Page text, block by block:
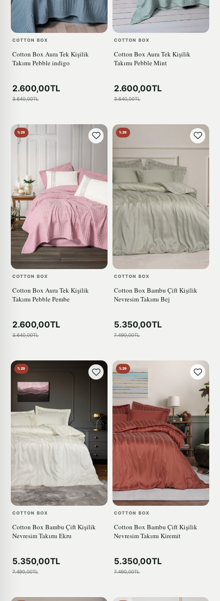
COTTON BOX
Cotton Box Aura Tek Kişilik
Takımı Pebble indigo
2.600,00TL
3.640,00TL
COTTON BOX
Cotton Box Aura Tek Kişilik
Takımı Pebble Mint
2.600,00TL
3.640,00TL
%29
COTTON BOX
Cotton Box Aura Tek Kişilik
Takımı Pebble Pembe
2.600,00TL
3.640,00TL
%29
COTTON BOX
Cotton Box Bambu Çift Kişilik
Nevresim Takımı Bej
5.350,00TL
7.490,00TL
%29
COTTON BOX
Cotton Box Bambu Çift Kişilik
Nevresim Takımı Ekru
5.350,00TL
7.490,00TL
%29
COTTON BOX
Cotton Box Bambu Çift Kişilik
Nevresim Takımı Kiremit
5.350,00TL
7.490,00TL